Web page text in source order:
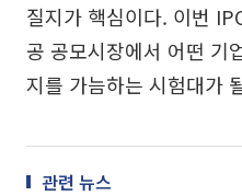
질지가 핵심이다. 이번
공 공모시장에서 어떤 기
지를 가늠하는 시험대가
관련 뉴스